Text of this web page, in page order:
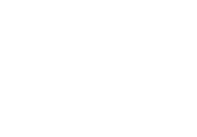
ab Zugang des